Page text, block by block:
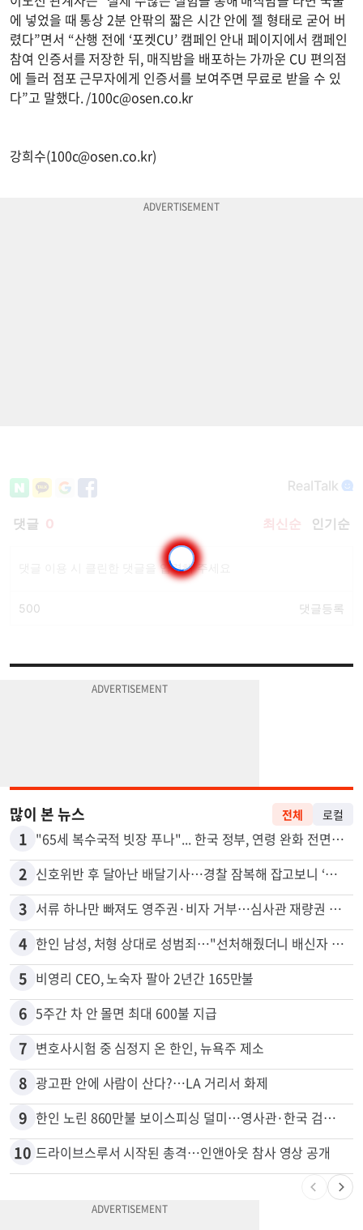
에 넣었을 때 통상 2분 안팎의 짧은 시간 안에 젤 형태로 굳어 버
렸다”면서 “산행 전에 ‘포켓CU’ 캠페인 안내 페이지에서 캠페인
참여 인증서를 저장한 뒤, 매직밤을 배포하는 가까운 CU 편의점
에 들러 점포 근무자에게 인증서를 보여주면 무료로 받을 수 있
다”고 말했다. /100c@osen.co.kr
강희수(100c@osen.co.kr)
많이 본 뉴스 전체 로컬
1 "65세 복수국적 빗장 푸나"... 한국 정부, 연령 완화 전면 추진
2 신호위반 후 달아난 배달기사…경찰 잠복해 잡고보니 ‘반전’
3 서류 하나만 빠져도 영주권·비자 거부…심사관 재량권 대폭 확대
4 한인 남성, 처형 상대로 성범죄…"선처해줬더니 배신자 취급"
5 비영리 CEO, 노숙자 팔아 2년간 165만불
6 5주간 차 안 몰면 최대 600불 지급
7 변호사시험 중 심정지 온 한인, 뉴욕주 제소
8 광고판 안에 사람이 산다?…LA 거리서 화제
9 한인 노린 860만불 보이스피싱 덜미…영사관·한국 검찰 사칭
10 드라이브스루서 시작된 총격…인앤아웃 참사 영상 공개